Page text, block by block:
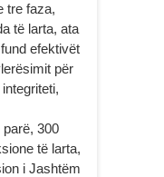
tre faza,
të larta, ata
efektivët
për
300
të larta,
i Jashtëm